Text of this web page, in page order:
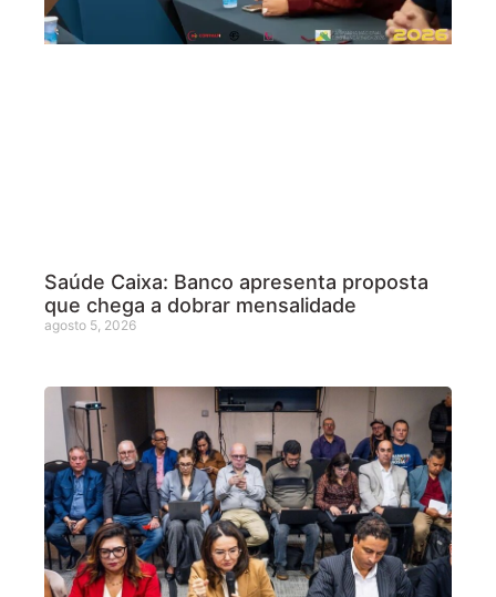
Saúde Caixa: Banco apresenta proposta
que chega a dobrar mensalidade
agosto 5, 2026